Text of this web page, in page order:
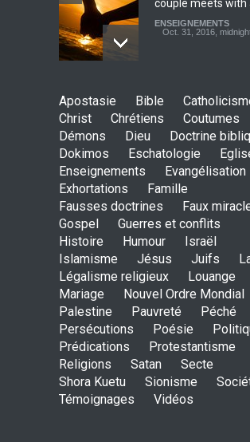
couple meets with
ENSEIGNEMENTS
Oct. 31, 2016,
ENSEIGNEMENTS
Sept. 18, 2016, midnight
Is the Lord really
Aug. 28, 2016, midnight
Holy water -
ENSEIGNEMENTS
June 26, 2016,
The language of
Apostasie Bible
Christ
Chrétiens
Coutumes
Démons
Dieu
Doctrine
Dokimos
Eschatologie
Enseignements
Evangélisation
Exhortations
Famille
Fausses doctrines
Faux
Gospel
Guerres et conflits
Histoire
Humour
Israël
Islamisme
Jésus Juifs
Légalisme religieux
Louange
Mariage
Nouvel Ordre Mondial
Palestine
Pauvreté
Péché
Persécutions
Poésie
Prédications
Protestantisme
Religions
Satan
Secte
Shora Kuetu
Sionisme
Témoignages
Vidéos